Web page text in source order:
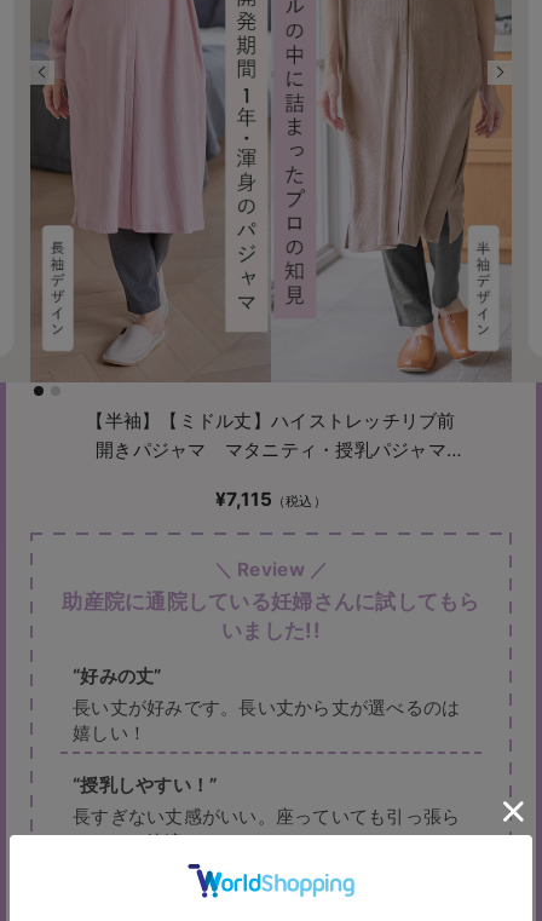
【半袖】【ミドル丈】ハイストレッチリブ前
開きパジャマ マタニティ・授乳パジャマ
¥7,115
助産院に通院している妊婦さんに試してもら
いました!!
好みの丈
長い丈が好みです。長い丈から丈が選べるのは
嬉しい！
授乳しやすい！
長すぎない丈感がいい。座っていても引っ張ら
れなくて快適。